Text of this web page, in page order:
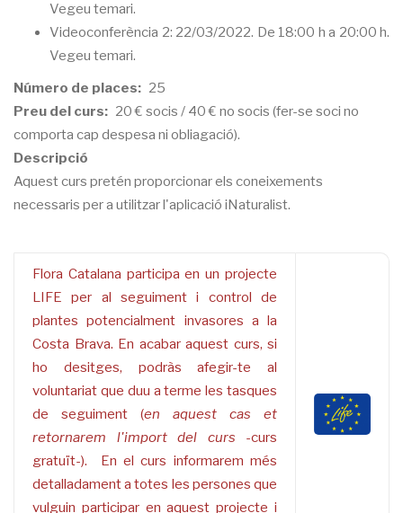
Vegeu temari.
Videoconferència 2: 22/03/2022. De 18:00 h a 20:00 h.
Vegeu temari.
Número de places
25
Preu del curs
20 € socis / 40 € no socis (fer-se soci no
comporta cap despesa ni obliagació).
Descripció
Aquest curs pretén proporcionar els coneixements
necessaris per a utilitzar l'aplicació iNaturalist.
Flora Catalana participa en un projecte
LIFE per al seguiment i control de
plantes potencialment invasores a la
Costa Brava. En acabar aquest curs, si
ho desitges, podràs afegir-te al
voluntariat que duu a terme les tasques
de seguiment (en aquest cas et
retornarem l'import del curs -curs
gratuït-). En el curs informarem més
detalladament a totes les persones que
vulguin participar en aquest projecte i